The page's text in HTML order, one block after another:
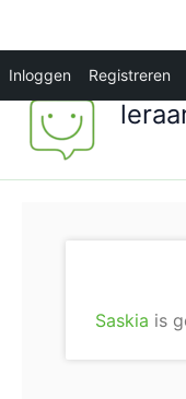
Inloggen Registreren
inhoud
Saskia is